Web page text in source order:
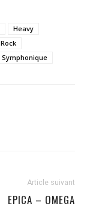
Heavy
Rock
Symphonique
Article suivant
EPICA – OMEGA